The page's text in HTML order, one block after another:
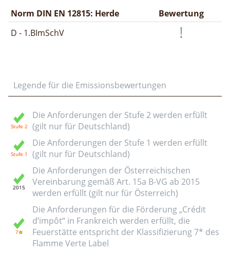
Norm DIN EN 12815: Herde
Bewertung
D - 1.BImSchV
Legende für die Emissionsbewertungen
Die Anforderungen der Stufe 2 werden erfüllt
(gilt nur für Deutschland)
Die Anforderungen der Stufe 1 werden erfüllt
(gilt nur für Deutschland)
Die Anforderungen der Österreichischen
Vereinbarung gemäß Art. 15a B-VG ab 2015
werden erfüllt (gilt nur für Österreich)
Die Anforderungen für die Förderung „Crédit
d’impôt“ in Frankreich werden erfüllt, die
Feuerstätte entspricht der Klassifizierung 7* des
Flamme Verte Label